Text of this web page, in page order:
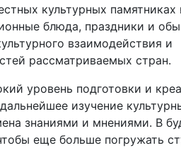
культурных памятниках
блюда, праздники и
взаимодействия и
рассматриваемых стран.
уровень подготовки и
изучение
знаниями и мнениями. В
еще больше погружать